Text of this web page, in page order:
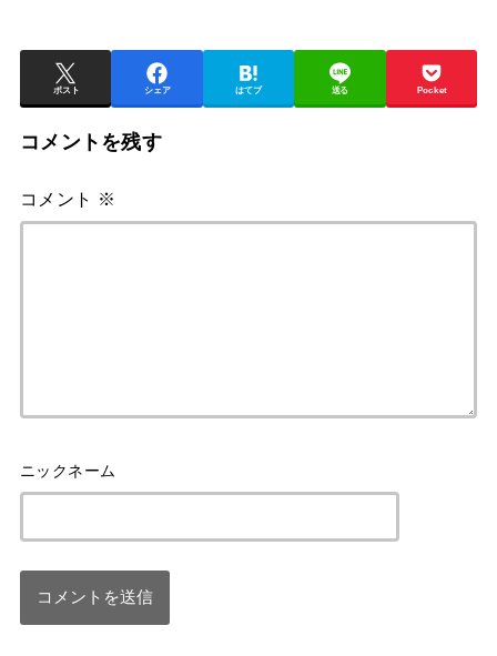
ポスト シェア はてブ 送る Pocket
コメントを残す
コメント ※